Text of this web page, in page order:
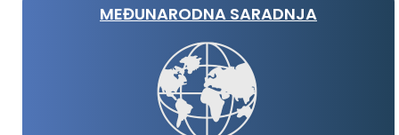
MEĐUNARODNA SARADNJA